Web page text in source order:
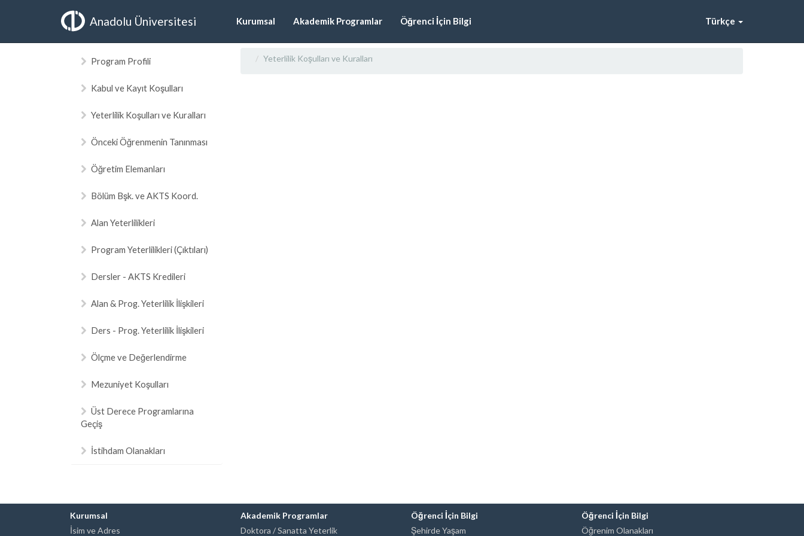
Anadolu Üniversitesi Kurumsal Akademik Programlar Öğrenci İçin Bilgi Türkçe
Program Profili
Kabul ve Kayıt Koşulları
Yeterlilik Koşulları ve Kuralları
Önceki Öğrenmenin Tanınması
Öğretim Elemanları
Bölüm Bşk. ve AKTS Koord.
Alan Yeterlilikleri
Program Yeterlilikleri (Çıktıları)
Dersler - AKTS Kredileri
Alan & Prog. Yeterlilik İlişkileri
Ders - Prog. Yeterlilik İlişkileri
Ölçme ve Değerlendirme
Mezuniyet Koşulları
Üst Derece Programlarına
Geçiş
İstihdam Olanakları
Yeterlilik Koşulları ve Kuralları
Kurumsal
İsim ve Adres
Akademik Programlar
Doktora / Sanatta Yeterlik
Öğrenci İçin Bilgi
Şehirde Yaşam
Öğrenci İçin Bilgi
Öğrenim Olanakları